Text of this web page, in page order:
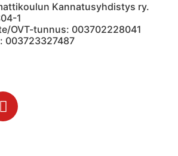
Kannatusyhdistys ry.
1
OVT-tunnus: 003702228041
003723327487